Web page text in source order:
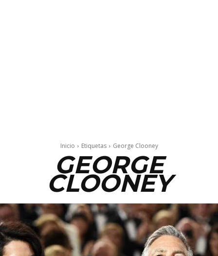
Inicio Etiquetas George Clooney
GEORGE
CLOONEY